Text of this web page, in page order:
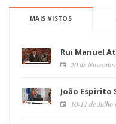
MAIS VISTOS
Rui Manuel
20 de
João Espirito
10-11 de Julho